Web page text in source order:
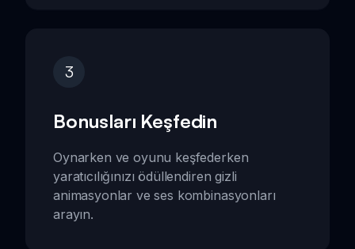
3
Bonusları Keşfedin
Oynarken ve oyunu keşfederken
yaratıcılığınızı ödüllendiren gizli
animasyonlar ve ses kombinasyonları
arayın.